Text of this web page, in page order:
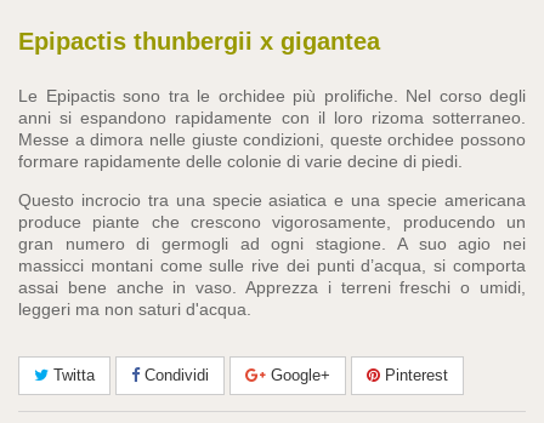
Epipactis thunbergii x gigantea
Le Epipactis sono tra le orchidee più prolifiche. Nel corso degli
anni si espandono rapidamente con il loro rizoma sotterraneo.
Messe a dimora nelle giuste condizioni, queste orchidee possono
formare rapidamente delle colonie di varie decine di piedi.
Questo incrocio tra una specie asiatica e una specie americana
produce piante che crescono vigorosamente, producendo un
gran numero di germogli ad ogni stagione. A suo agio nei
massicci montani come sulle rive dei punti d’acqua, si comporta
assai bene anche in vaso. Apprezza i terreni freschi o umidi,
leggeri ma non saturi d'acqua.
Twitta Condividi Google+ Pinterest